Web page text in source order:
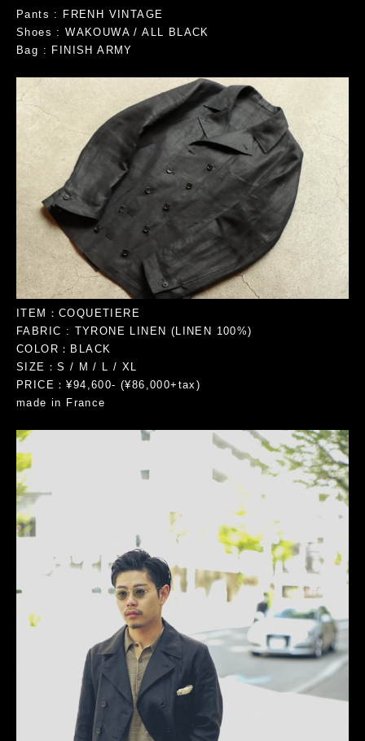
Pants : FRENH VINTAGE
Shoes : WAKOUWA / ALL BLACK
Bag : FINISH ARMY
ITEM：COQUETIERE
FABRIC : TYRONE LINEN (LINEN 100%)
COLOR：BLACK
SIZE：S / M / L / XL
PRICE：¥94,600- (¥86,000+tax)
made in France